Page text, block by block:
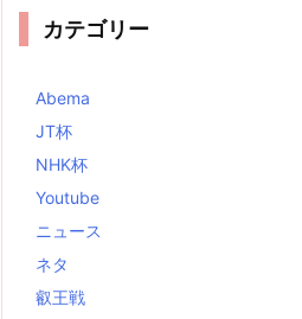
カテゴリー
Abema
JT杯
NHK杯
Youtube
ニュース
ネタ
叡王戦